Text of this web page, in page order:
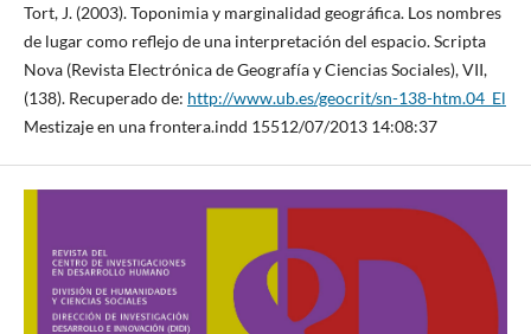
Tort, J. (2003). Toponimia y marginalidad geográfica. Los nombres
de lugar como reflejo de una interpretación del espacio. Scripta
Nova (Revista Electrónica de Geografía y Ciencias Sociales), VII,
(138). Recuperado de: http://www.ub.es/geocrit/sn-138-htm.04_El
Mestizaje en una frontera.indd 15512/07/2013 14:08:37